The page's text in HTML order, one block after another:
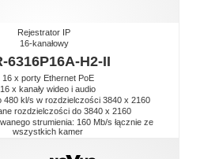
Rejestrator IP
16-kanałowy
6316P16A-H2-II
16 x porty Ethernet PoE
16 x kanały wideo i audio
480 kl/s w rozdzielczości 3840 x 2160
rozdzielczości do 3840 x 2160
strumienia: 160 Mb/s łącznie ze
wszystkich kamer